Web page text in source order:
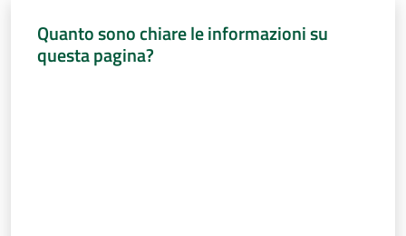
Quanto sono chiare le informazioni su
questa pagina?